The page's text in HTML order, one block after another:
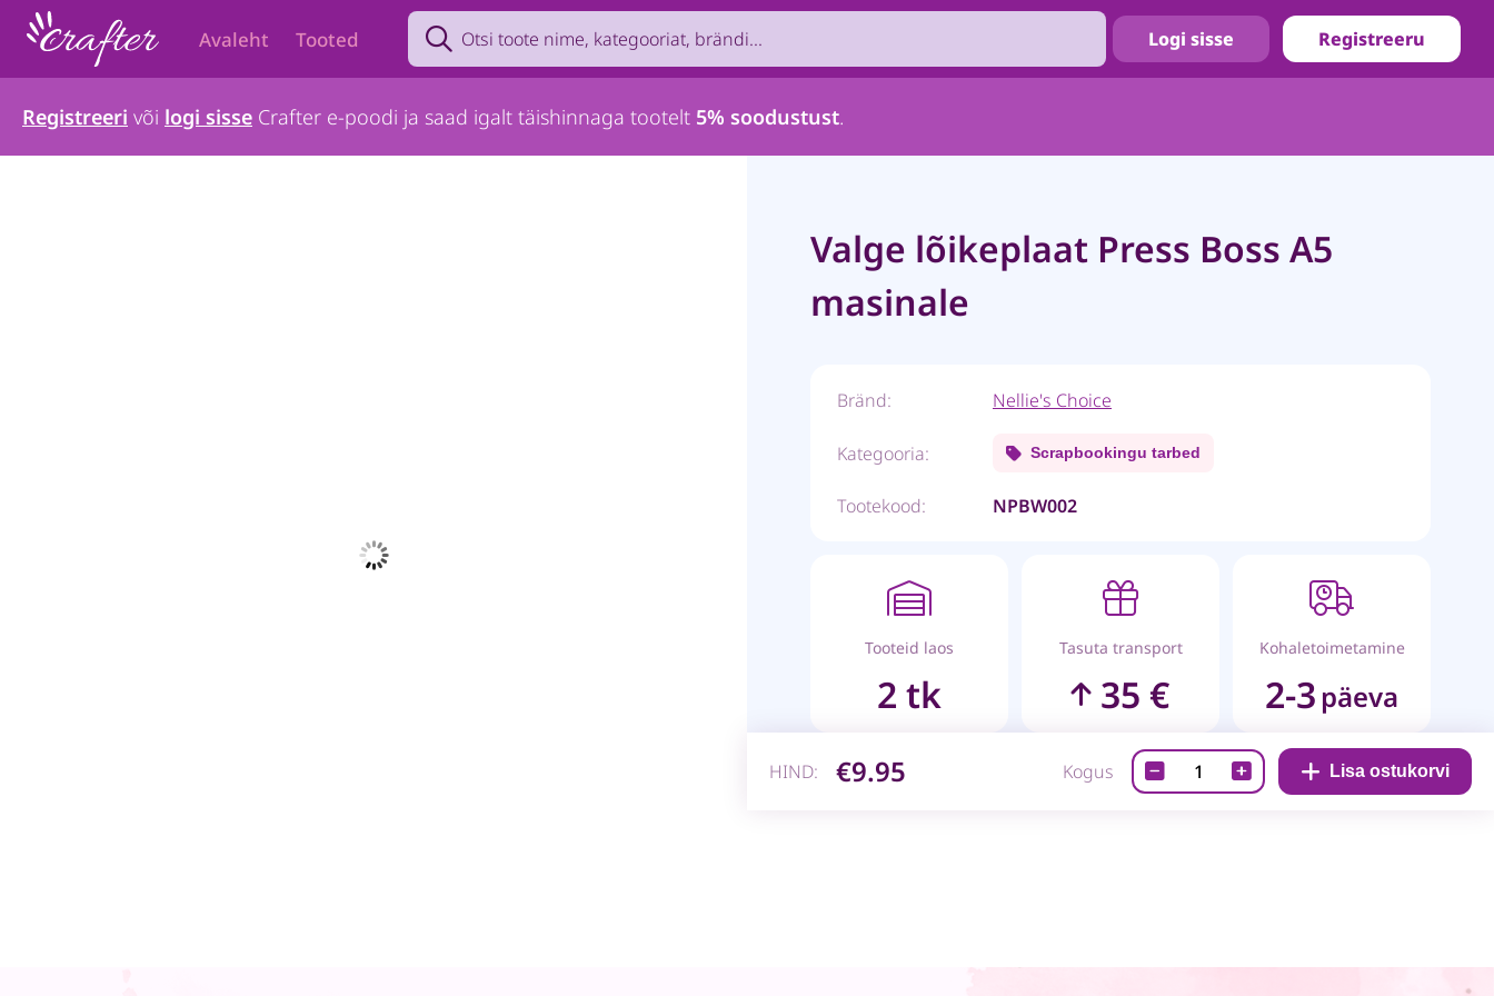
Avaleht Tooted
Search product by name, brand, category...
Logi sisse Registreeru
Registreeri või logi sisse Crafter e-poodi ja saad igalt täishinnaga tootelt 5% soodustust.
Valge lõikeplaat Press Boss A5
masinale
Bränd: Nellie's Choice
Kategooria: Scrapbookingu tarbed
Tootekood: NPBW002
Tooteid laos
2 tk
Tasuta transport
35 €
Kohaletoimetamine
2-3 päeva
HIND: €9.95 Kogus
Valge
lõikeplaat
Lisa ostukorvi